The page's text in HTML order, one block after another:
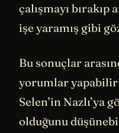
çalışmayı
işe yaramış gibi
Bu sonuçlar
yorumlar
Selen’in Nazlı’ya
olduğunu